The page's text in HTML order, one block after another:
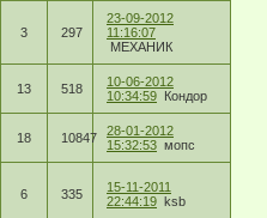
3 297
23-09-2012
11:16:07
МЕХАНИК
13 518
10-06-2012
10:34:59 Кондор
18 10847
28-01-2012
15:32:53 мопс
6 335
15-11-2011
22:44:19 ksb